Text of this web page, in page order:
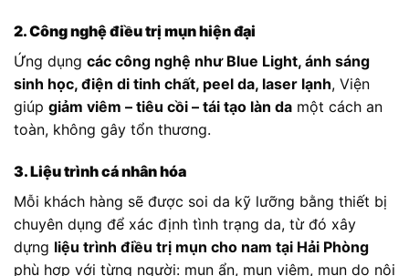
2. Công nghệ điều trị mụn hiện đại
Ứng dụng các công nghệ như Blue Light, ánh sáng
sinh học, điện di tinh chất, peel da, laser lạnh, Viện
giúp giảm viêm – tiêu cồi – tái tạo làn da một cách an
toàn, không gây tổn thương.
3. Liệu trình cá nhân hóa
Mỗi khách hàng sẽ được soi da kỹ lưỡng bằng thiết bị
chuyên dụng để xác định tình trạng da, từ đó xây
dựng liệu trình điều trị mụn cho nam tại Hải Phòng
phù hợp với từng người: mụn ẩn, mụn viêm, mụn do nội